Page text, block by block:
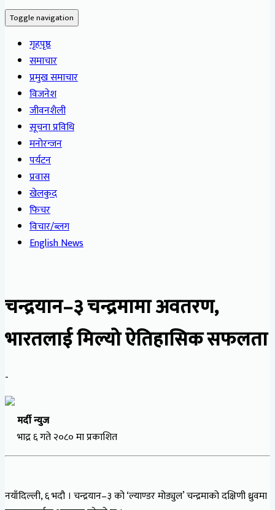
Toggle navigation
गृहपृष्ठ
समाचार
प्रमुख समाचार
विजनेश
जीवनशैली
सूचना प्रविधि
मनोरन्जन
पर्यटन
प्रवास
खेलकुद
फिचर
विचार/ब्लग
English News
चन्द्रयान–३ चन्द्रमामा अवतरण,
भारतलाई मिल्यो ऐतिहासिक सफलता
-
मर्दी न्युज
भाद्र ६ गते २०८० मा प्रकाशित
नयाँदिल्ली, ६ भदौ । चन्द्रयान–३ को ‘ल्याण्डर मोड्युल’ चन्द्रमाको दक्षिणी ध्रुवमा